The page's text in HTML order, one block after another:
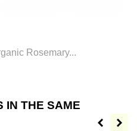
Rosemary...
IN THE SAME